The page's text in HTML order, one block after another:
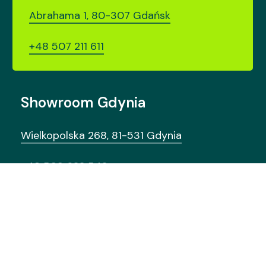
Abrahama 1, 80-307 Gdańsk
+48 507 211 611
Showroom Gdynia
Wielkopolska 268, 81-531 Gdynia
+48 509 622 542